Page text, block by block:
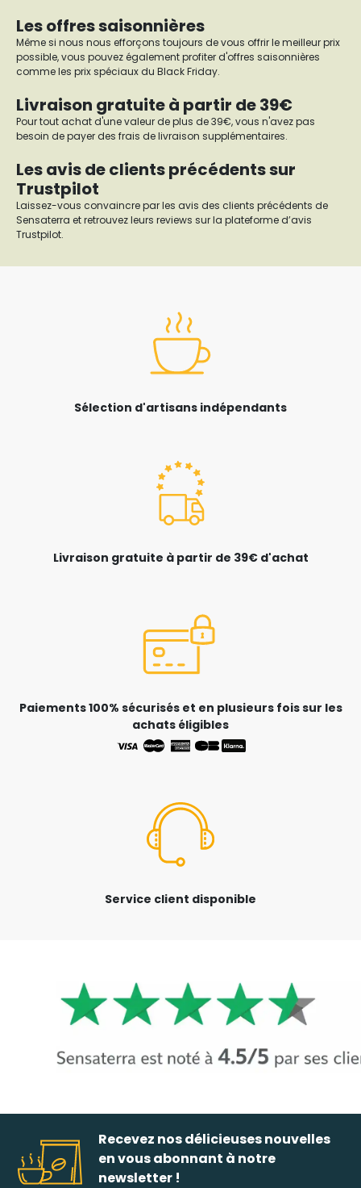
Les offres saisonnières
Même si nous nous efforçons toujours de vous offrir le meilleur prix
possible, vous pouvez également profiter d'offres saisonnières
comme les prix spéciaux du Black Friday.
Livraison gratuite à partir de 39€
Pour tout achat d'une valeur de plus de 39€, vous n'avez pas
besoin de payer des frais de livraison supplémentaires.
Les avis de clients précédents sur
Trustpilot
Laissez-vous convaincre par les avis des clients précédents de
Sensaterra et retrouvez leurs reviews sur la plateforme d’avis
Trustpilot.
Sélection d'artisans indépendants
Livraison gratuite à partir de 39€ d'achat
Paiements 100% sécurisés et en plusieurs fois sur les
achats éligibles
Service client disponible
Recevez nos délicieuses nouvelles
en vous abonnant à notre
newsletter !